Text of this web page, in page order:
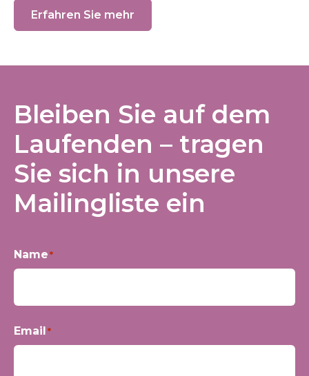
Erfahren Sie mehr
Bleiben Sie auf dem
Laufenden – tragen
Sie sich in unsere
Mailingliste ein
Name*
Email *